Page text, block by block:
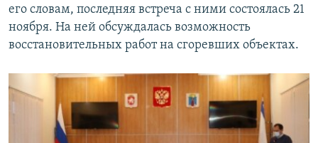
его словам, последняя встреча с ними состоялась 21
ноября. На ней обсуждалась возможность
восстановительных работ на сгоревших объектах.